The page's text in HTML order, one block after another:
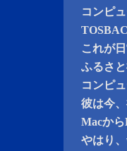
コンピ
これが
ふるさ
コンピ
彼は今
Macか
やはり